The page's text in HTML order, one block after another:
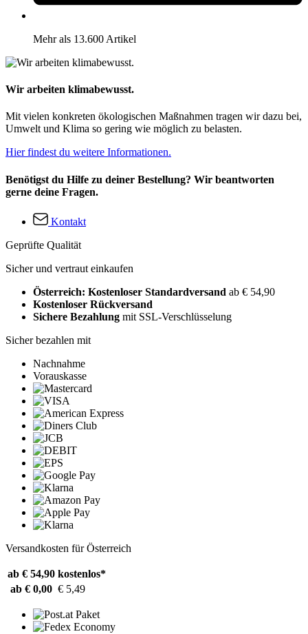
Mehr als 13.600 Artikel
Wir arbeiten klimabewusst.
Mit vielen konkreten ökologischen Maßnahmen tragen wir dazu bei,
Umwelt und Klima so gering wie möglich zu belasten.
Hier findest du weitere Informationen.
Benötigst du Hilfe zu deiner Bestellung? Wir beantworten
gerne deine Fragen.
Kontakt
Geprüfte Qualität
Sicher und vertraut einkaufen
Österreich: Kostenloser Standardversand ab € 54,90
Kostenloser Rückversand
Sichere Bezahlung mit SSL-Verschlüsselung
Sicher bezahlen mit
Nachnahme
Vorauskasse
Versandkosten für Österreich
ab € 54,90 kostenlos*
ab € 0,00 € 5,49